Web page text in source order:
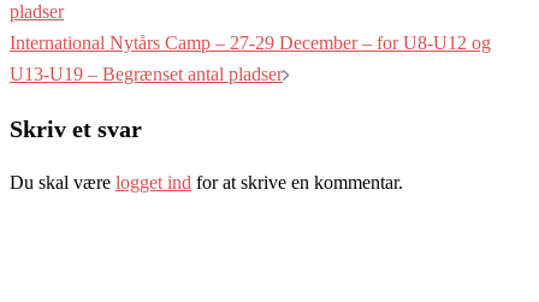
pladser
International Nytårs Camp – 27-29 December – for U8-U12 og
U13-U19 – Begrænset antal pladser
Skriv et svar
Du skal være logget ind for at skrive en kommentar.